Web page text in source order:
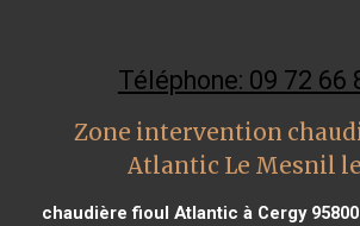
Téléphone: 09 72 66
Zone intervention
Atlantic Le Mesnil
chaudière fioul Atlantic à Cergy 95800